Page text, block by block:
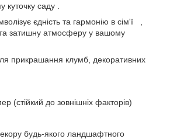
куточку саду .
єдність та гармонію в сім'ї ‍ ‍ ,
затишну атмосферу у вашому
прикрашання клумб, декоративних
(стійкий до зовнішніх факторів)
будь-якого ландшафтного